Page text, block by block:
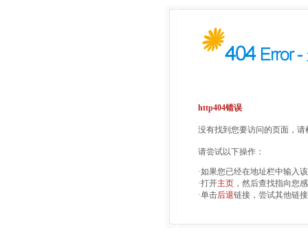
http404错误
没有找到您要访问的页面，
请尝试以下操作：
·如果您已经在地址栏中输入
·打开主页 ，然后查找指向您
·单击后退链接，尝试其他链